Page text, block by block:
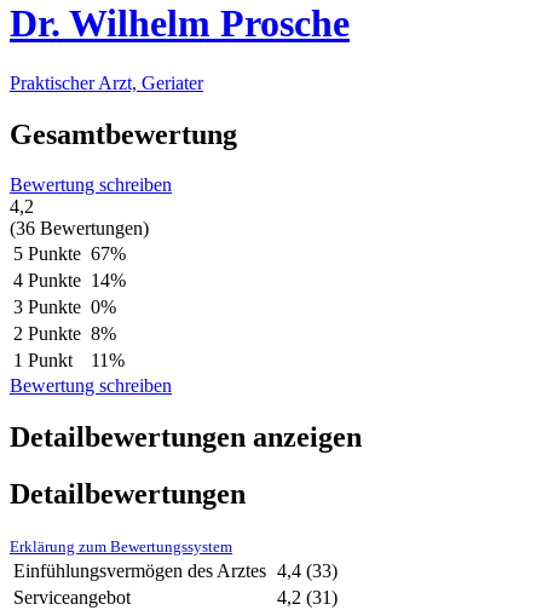
Dr. Wilhelm Prosche
Praktischer Arzt, Geriater
Gesamtbewertung
Bewertung schreiben
4,2
(36 Bewertungen)
5 Punkte 67%
4 Punkte 14%
3 Punkte 0%
2 Punkte 8%
1 Punkt
11%
Bewertung schreiben
Detailbewertungen anzeigen
Detailbewertungen
Erklärung zum Bewertungssystem
Einfühlungsvermögen des Arztes 4,4 (33)
Serviceangebot
4,2 (31)